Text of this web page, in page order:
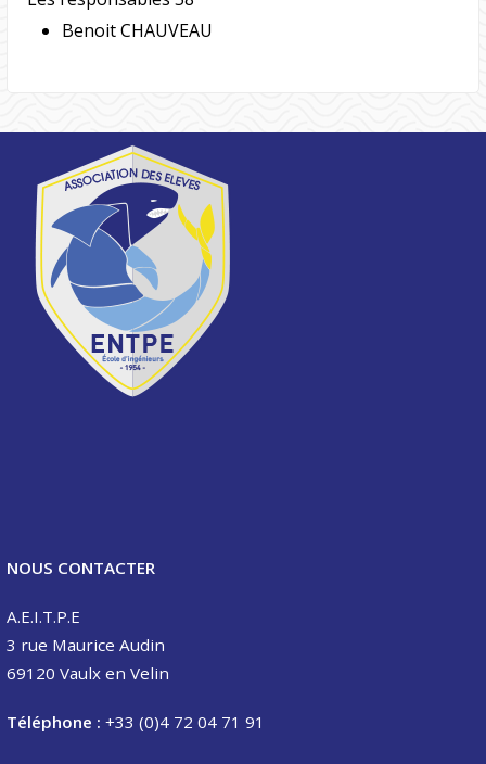
Benoit CHAUVEAU
NOUS CONTACTER
A.E.I.T.P.E
3 rue Maurice Audin
69120 Vaulx en Velin
Téléphone : +33 (0)4 72 04 71 91